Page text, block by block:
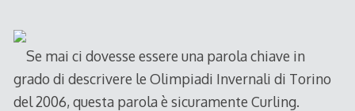
Se mai ci dovesse essere una parola chiave in
grado di descrivere le Olimpiadi Invernali di Torino
del 2006, questa parola è sicuramente Curling.